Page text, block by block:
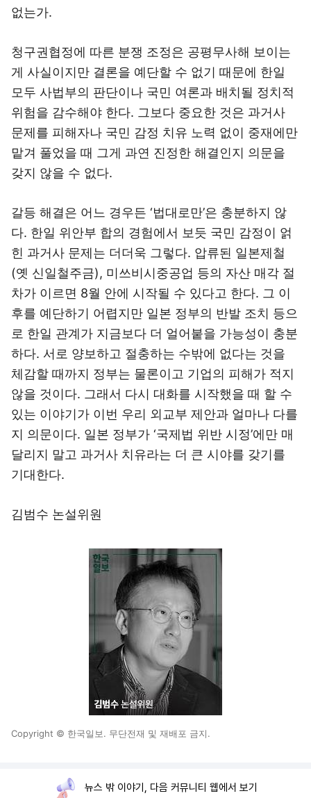
없는가.
청구권협정에 따른 분쟁 조정은 공평무사해 보이는
게 사실이지만 결론을 예단할 수 없기 때문에 한일
모두 사법부의 판단이나 국민 여론과 배치될 정치적
위험을 감수해야 한다. 그보다 중요한 것은 과거사
문제를 피해자나 국민 감정 치유 노력 없이 중재에만
맡겨 풀었을 때 그게 과연 진정한 해결인지 의문을
갖지 않을 수 없다.
갈등 해결은 어느 경우든 ‘법대로만’은 충분하지 않
다. 한일 위안부 합의 경험에서 보듯 국민 감정이 얽
힌 과거사 문제는 더더욱 그렇다. 압류된 일본제철
(옛 신일철주금), 미쓰비시중공업 등의 자산 매각 절
차가 이르면 8월 안에 시작될 수 있다고 한다. 그 이
후를 예단하기 어렵지만 일본 정부의 반발 조치 등으
로 한일 관계가 지금보다 더 얼어붙을 가능성이 충분
하다. 서로 양보하고 절충하는 수밖에 없다는 것을
체감할 때까지 정부는 물론이고 기업의 피해가 적지
않을 것이다. 그래서 다시 대화를 시작했을 때 할 수
있는 이야기가 이번 우리 외교부 제안과 얼마나 다를
지 의문이다. 일본 정부가 ‘국제법 위반 시정’에만 매
달리지 말고 과거사 치유라는 더 큰 시야를 갖기를
기대한다.
김범수 논설위원
Copyright © 한국일보. 무단전재 및 재배포 금지.
뉴스 밖 이야기, 다음 커뮤니티 웹에서 보기